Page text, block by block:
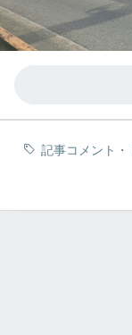
記事コメント ・